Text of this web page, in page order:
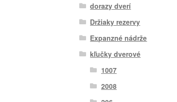
dorazy dverí
Držiaky rezervy
Expanzné nádrže
kľučky dverové
1007
2008